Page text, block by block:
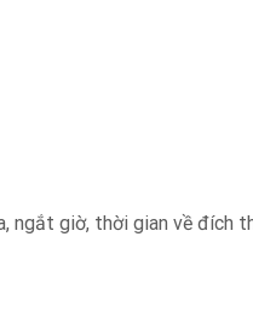
ngắt giờ, thời gian về đích